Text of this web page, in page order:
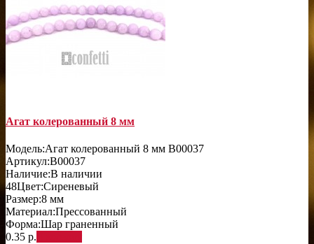
Агат колерованный 8 мм
Модель:Агат колерованный 8 мм B00037
Артикул:B00037
Наличие:В наличии
48Цвет:Сиреневый
Размер:8 мм
Материал:Прессованный
Форма:Шар граненный
0.35 р.